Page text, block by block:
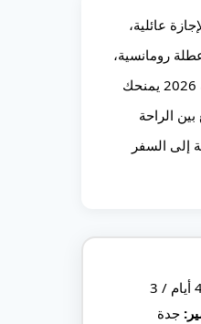
عائلية،
رومانسية،
فإن كروز السعودية 2026 يمنحك
الراحة
إلى السفر
4 أيام / 3
جدة